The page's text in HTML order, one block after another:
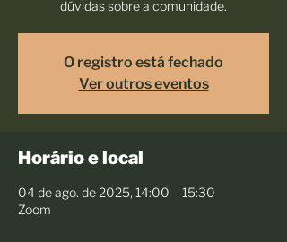
dúvidas sobre a comunidade.
O registro está fechado
Ver outros eventos
Horário e local
04 de ago. de 2025, 14:00 – 15:30
Zoom